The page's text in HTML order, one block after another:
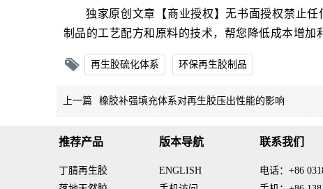
独家原创文章【商业授权】无书面授权禁止
制品的工艺配方和原料的技术，帮您降低成本增加
再生胶硫化体系 环保再生胶制品
上一篇 橡胶补强填充体系对再生胶压出性能的影响
推荐产品
丁腈再生胶
版本导航
ENGLISH
联系我们
电话：+86